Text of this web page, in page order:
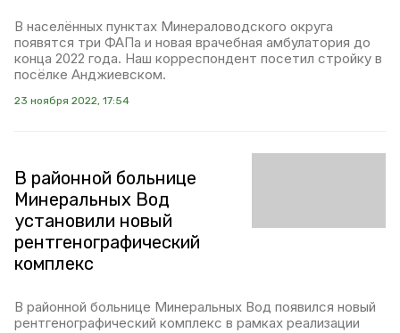
В населённых пунктах Минераловодского округа
появятся три ФАПа и новая врачебная амбулатория до
конца 2022 года. Наш корреспондент посетил стройку в
посёлке Анджиевском.
23 ноября 2022, 17:54
В районной больнице
Минеральных Вод
установили новый
рентгенографический
комплекс
В районной больнице Минеральных Вод появился новый
рентгенографический комплекс в рамках реализации